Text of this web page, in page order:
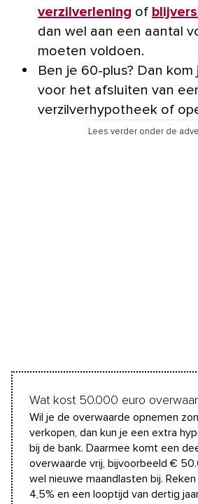
verzilverlening of
dan wel aan een aantal
moeten voldoen.
Ben je 60-plus? Dan kom
voor het afsluiten van
verzilverhypotheek of
Lees verder onder de
Wat kost 50.000 euro
Wil je de overwaarde opnemen
verkopen, dan kun je een extra
bij de bank. Daarmee komt een
overwaarde vrij, bijvoorbeeld €
wel nieuwe maandlasten bij.
4,5% en een looptijd van dertig